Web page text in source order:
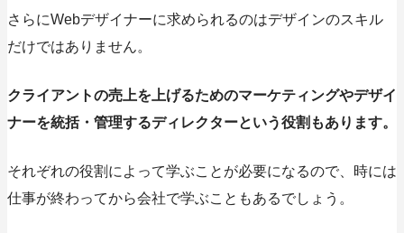
さらにWebデザイナーに求められるのはデザインのスキル
だけではありません。
クライアントの売上を上げるためのマーケティングやデザイ
ナーを統括・管理するディレクターという役割もあります。
それぞれの役割によって学ぶことが必要になるので、時には
仕事が終わってから会社で学ぶこともあるでしょう。